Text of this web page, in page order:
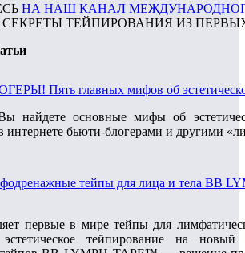
НА НАШ КАНАЛ
ТЕЙПИРОВАНИЯ ИЗ
Пять главных мифов об
найдете основные мифы об
интернете бьюти-блогерами и другими
тейпы для лица и тела BB
первые в мире тейпы для
тейпирование на